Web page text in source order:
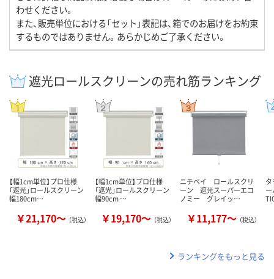
わせください。
また、販売単位における「セット」表記は、箱でのお届けをお約束
するものではありません。あらかじめご了承ください。
遮光ロールスクリーンの売れ筋ランキング
【幅1cm単位】プロ仕様
「遮光」ロールスクリーン
幅180cm…
￥21,170～ （税込）
【幅1cm単位】プロ仕様
「遮光」ロールスクリーン
幅90cm …
￥19,170～ （税込）
ニチベイ ロールスクリ
ーン 遮光スーパーエコ
ノミー グレイッ…
￥11,177～ （税込）
ランキングをもっと見る